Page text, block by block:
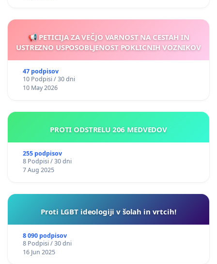
📢 PETICIJA ZA VEČJO VARNOST NA CESTAH IN
USTREZNO USPOSOBLJENOST POKLICNIH VOZNIKOV
47 podpisov
10 Podpisi / 30 dni
10 May 2026
PROTI ODSTRELU 206 MEDVEDOV
255 podpisov
8 Podpisi / 30 dni
7 Aug 2025
Proti LGBT ideologiji v šolah in vrtcih!
8 090 podpisov
8 Podpisi / 30 dni
16 Jun 2025